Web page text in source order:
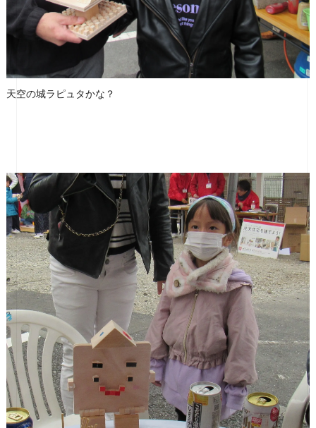
天空の城ラピュタかな？